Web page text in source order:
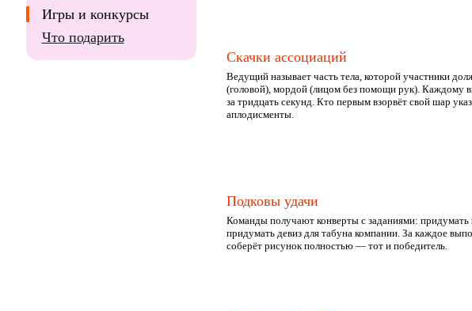
Скачки ассоциаций
Ведущий называет часть тела, которой участники
(головой), мордой (лицом без помощи рук). Каждому
за тридцать секунд. Кто первым взорвёт свой шар
аплодисменты.
Подковы удачи
Команды получают конверты с заданиями:
придумать девиз для табуна компании. За каждое
соберёт рисунок полностью — тот и победитель.
Игры и конкурсы
Что подарить